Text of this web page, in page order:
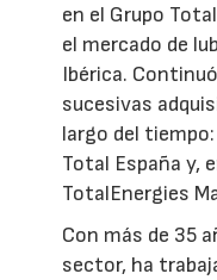
en el Grupo
el mercado de
Ibérica.
sucesivas
largo del
Total España y,
TotalEnergies
Con más de 35
sector, ha